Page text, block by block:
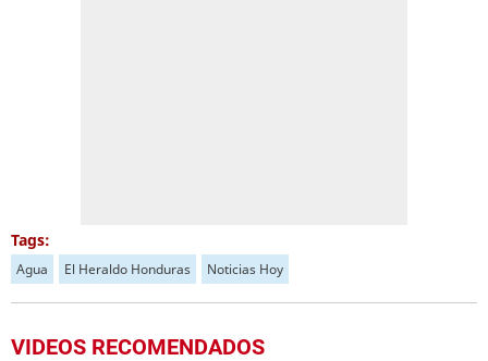
Tags:
Agua El Heraldo Honduras Noticias Hoy
VIDEOS RECOMENDADOS